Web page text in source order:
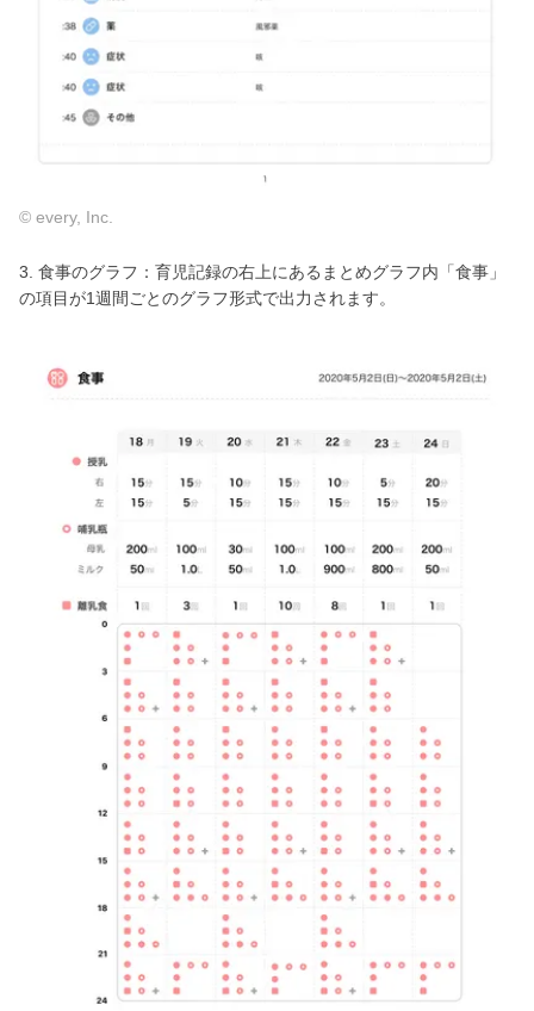
© every, Inc.
3. 食事のグラフ：育児記録の右上にあるまとめグラフ内「食事」
の項目が1週間ごとのグラフ形式で出力されます。